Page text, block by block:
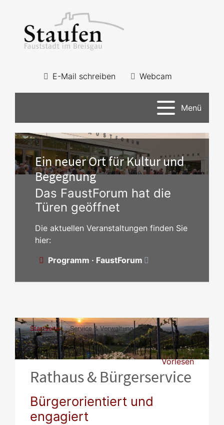
E-Mail schreiben Webcam
Menü
Ein neuer Ort für Kultur und
Begegnung
Das FaustForum hat die
Türen geöffnet
Die aktuellen Veranstaltungen finden Sie
hier:
Programm · FaustForum
Startseite Service & Verwaltung
Vorlesen
Rathaus & Bürgerservice
Bürgerorientiert und
engagiert